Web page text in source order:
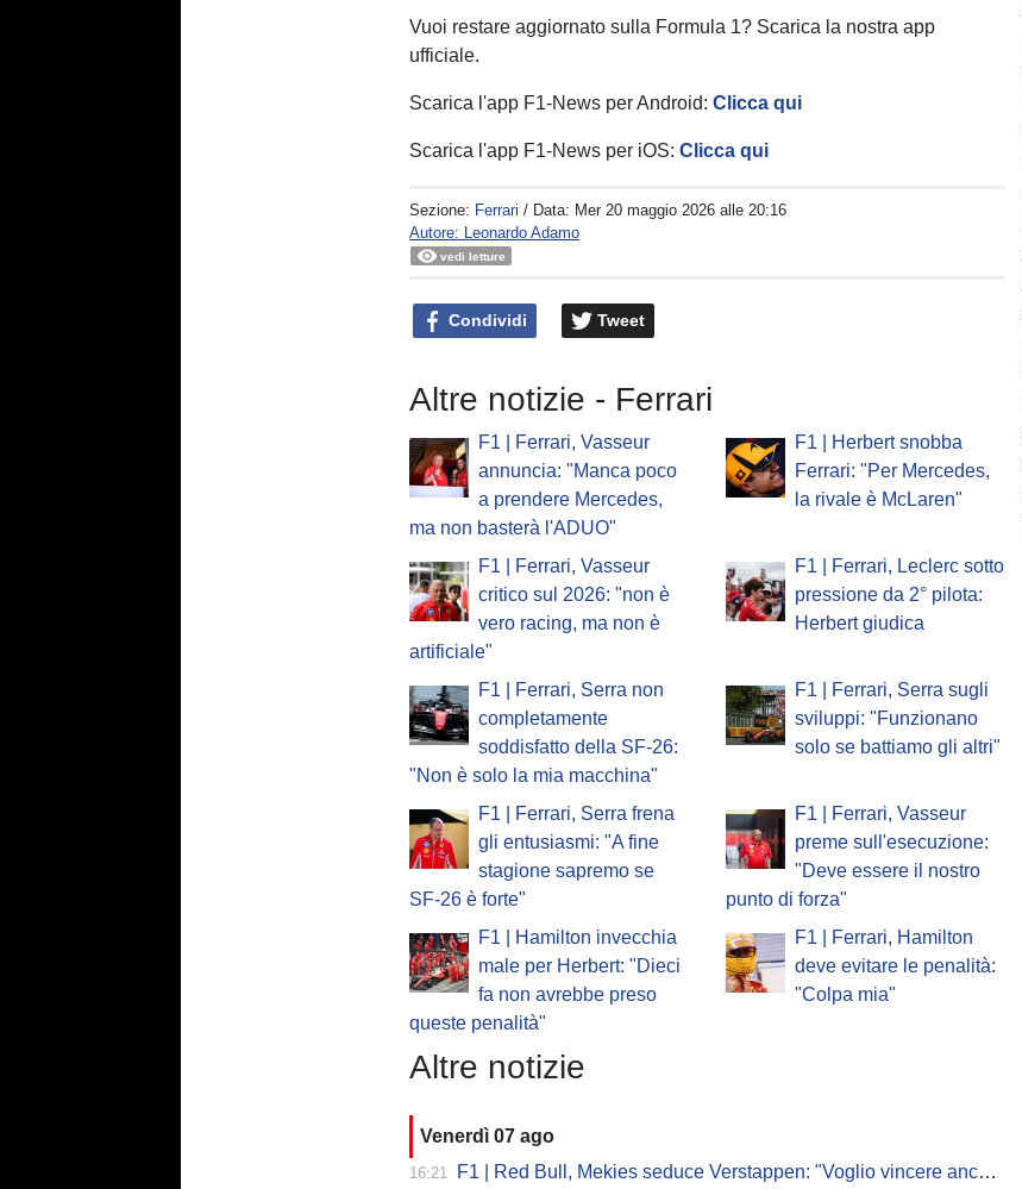
Vuoi restare aggiornato sulla Formula 1? Scarica la nostra app
ufficiale.
Scarica l'app F1-News per Android:Clicca qui
Scarica l'app F1-News per iOS:Clicca qui
Sezione: Ferrari / Data: Mer 20 maggio 2026 alle 20:16
Autore: Leonardo Adamo
vedi letture
Condividi Tweet
Altre notizie - Ferrari
F1 | Ferrari, Vasseur
annuncia: "Manca poco
a prendere Mercedes,
ma non basterà l'ADUO"
F1 | Herbert snobba
Ferrari: "Per Mercedes,
la rivale è McLaren"
F1 | Ferrari, Vasseur
critico sul 2026: "non è
vero racing, ma non è
artificiale"
F1 | Ferrari, Leclerc sotto
pressione da 2° pilota:
Herbert giudica
F1 | Ferrari, Serra non
completamente
soddisfatto della SF-26:
"Non è solo la mia macchina"
F1 | Ferrari, Serra sugli
sviluppi: "Funzionano
solo se battiamo gli altri"
F1 | Ferrari, Serra frena
gli entusiasmi: "A fine
stagione sapremo se
SF-26 è forte"
F1 | Ferrari, Vasseur
preme sull'esecuzione:
"Deve essere il nostro
punto di forza"
F1 | Hamilton invecchia
male per Herbert: "Dieci
fa non avrebbe preso
queste penalità"
F1 | Ferrari, Hamilton
deve evitare le penalità:
"Colpa mia"
Altre notizie
Venerdì 07 ago
16:21 F1 | Red Bull, Mekies seduce Verstappen: "Voglio vincere anch'io"